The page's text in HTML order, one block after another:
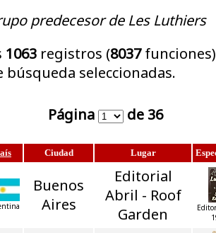
predecesor de Les Luthiers
1063 registros (8037
búsqueda seleccionadas.
Página de 36
Ciudad Lugar
Buenos
Aires
Editorial
Abril - Roof
Garden